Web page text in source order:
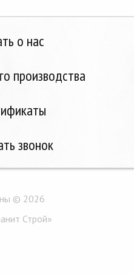
о нас
производства
звонок
© 2026
Строй»